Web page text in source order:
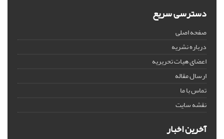
دسترسی سریع
صفحه اصلی
درباره نشریه
اعضای هیات تحریریه
ارسال مقاله
تماس با ما
نقشه سایت
آخرین اخبار